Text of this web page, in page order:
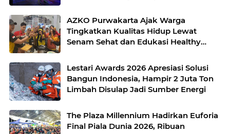
AZKO Purwakarta Ajak Warga
Tingkatkan Kualitas Hidup Lewat
Senam Sehat dan Edukasi Healthy
Lestari Awards 2026 Apresiasi Solusi
Bangun Indonesia, Hampir 2 Juta Ton
Limbah Disulap Jadi Sumber Energi
The Plaza Millennium Hadirkan Euforia
Final Piala Dunia 2026, Ribuan